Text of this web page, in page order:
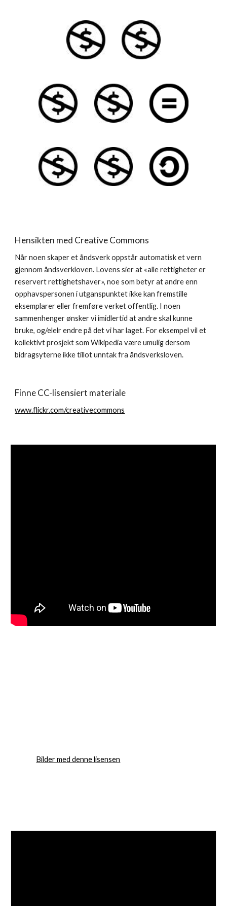
Hensikten med Creative Commons
Når noen skaper et åndsverk oppstår automatisk et vern
gjennom åndsverkloven. Lovens sier at «alle rettigheter er
reservert rettighetshaver», noe som betyr at andre enn
opphavspersonen i utganspunktet ikke kan fremstille
eksemplarer eller fremføre verket offentlig. I noen
sammenhenger ønsker vi imidlertid at andre skal kunne
bruke, og/elelr endre på det vi har laget. For eksempel vil et
kollektivt prosjekt som Wikipedia være umulig dersom
bidragsyterne ikke tillot unntak fra åndsverksloven.
Finne CC-lisensiert materiale
www.flickr.com/creativecommons
Bilder med denne lisensen